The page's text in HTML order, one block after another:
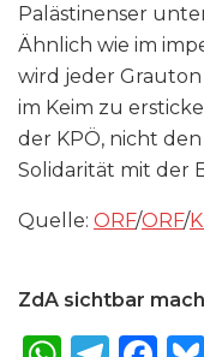
Palästinenser
Ähnlich wie im
wird jeder
im Keim zu
der KPÖ, nicht
Solidarität mit der
Quelle: ORF/ORF/
ZdA sichtbar